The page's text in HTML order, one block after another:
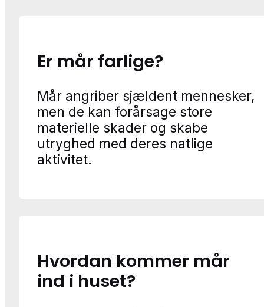
Er mår farlige?
Mår angriber sjældent mennesker,
men de kan forårsage store
materielle skader og skabe
utryghed med deres natlige
aktivitet.
Hvordan kommer mår
ind i huset?